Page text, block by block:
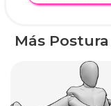
Más